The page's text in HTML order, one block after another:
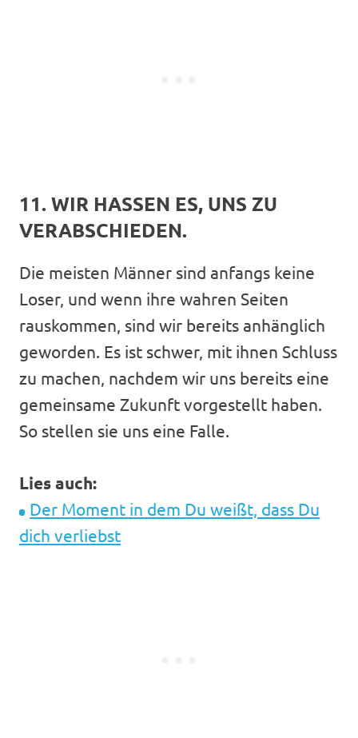
11. WIR HASSEN ES, UNS ZU
VERABSCHIEDEN.
Die meisten Männer sind anfangs keine
Loser, und wenn ihre wahren Seiten
rauskommen, sind wir bereits anhänglich
geworden. Es ist schwer, mit ihnen Schluss
zu machen, nachdem wir uns bereits eine
gemeinsame Zukunft vorgestellt haben.
So stellen sie uns eine Falle.
Lies auch:
Der Moment in dem Du weißt, dass Du
dich verliebst